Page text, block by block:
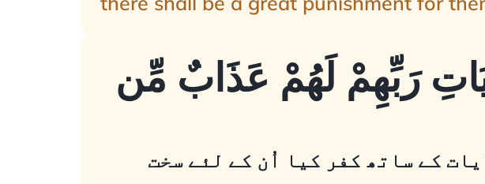
رَبِّهِمْ لَهُمْ عَذَابٌ مِّن
کے ساتھ کفر کیا اُن کے لئے سخت